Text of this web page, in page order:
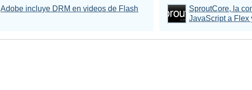
Adobe incluye DRM en videos de Flash
SproutCore, la
JavaScript a Flex